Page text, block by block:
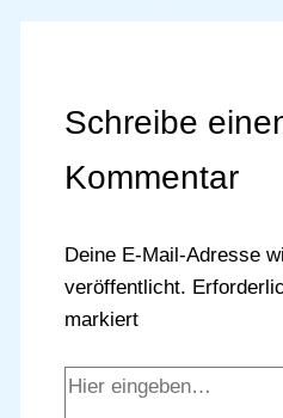
Schreibe
Kommentar
Deine E-Mail-Adresse
veröffentlicht.
markiert
Hier